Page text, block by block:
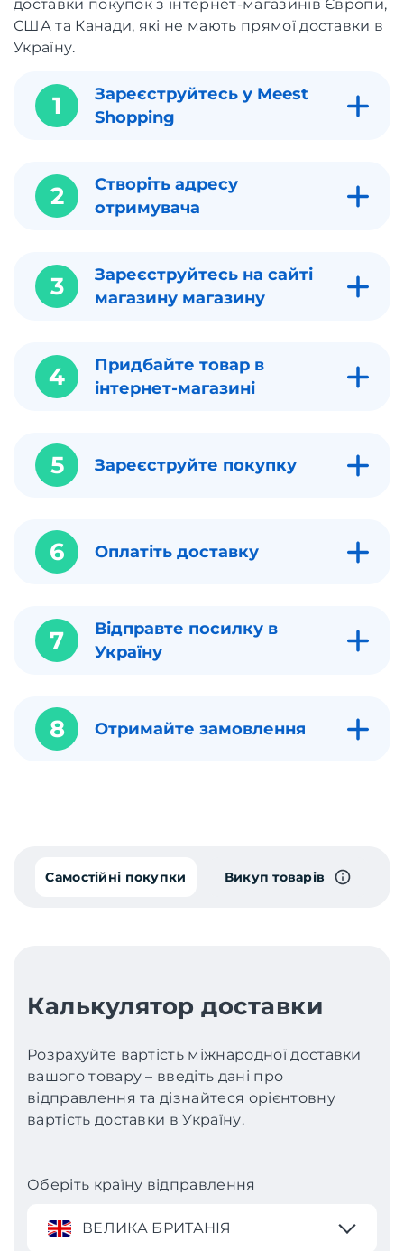
доставки покупок з інтернет-магазинів Європи,
США та Канади, які не мають прямої доставки в
Україну.
1
Зареєструйтесь у Meest
Shopping
2
Створіть адресу
отримувача
3
Зареєструйтесь на сайті
магазину магазину
4
Придбайте товар в
інтернет-магазині
5 Зареєструйте покупку
6 Оплатіть доставку
7
Відправте посилку в
Україну
8 Отримайте замовлення
Самостійні покупки Викуп товарів
Калькулятор доставки
Розрахуйте вартість міжнародної доставки
вашого товару – введіть дані про
відправлення та дізнайтеся орієнтовну
вартість доставки в Україну.
Оберіть країну відправлення
ВЕЛИКА БРИТАНІЯ